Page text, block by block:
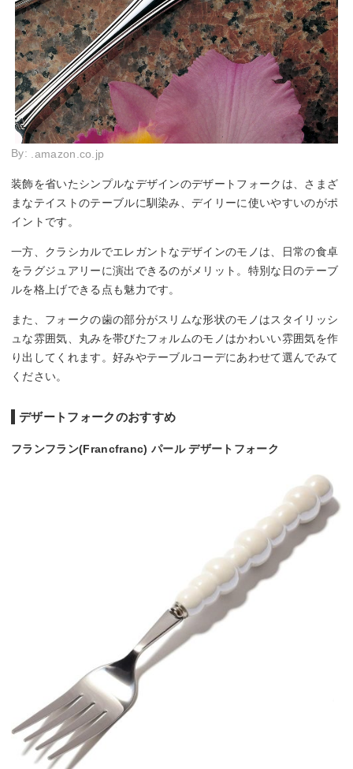
By: .amazon.co.jp
装飾を省いたシンプルなデザインのデザートフォークは、さまざ
まなテイストのテーブルに馴染み、デイリーに使いやすいのがポ
イントです。
一方、クラシカルでエレガントなデザインのモノは、日常の食卓
をラグジュアリーに演出できるのがメリット。特別な日のテーブ
ルを格上げできる点も魅力です。
また、フォークの歯の部分がスリムな形状のモノはスタイリッシ
ュな雰囲気、丸みを帯びたフォルムのモノはかわいい雰囲気を作
り出してくれます。好みやテーブルコーデにあわせて選んでみて
ください。
デザートフォークのおすすめ
フランフラン(Francfranc) パール デザートフォーク